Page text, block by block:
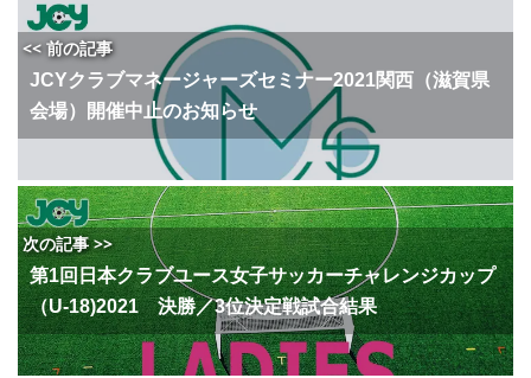
<< 前の記事
JCYクラブマネージャーズセミナー2021関西（滋賀県
会場）開催中止のお知らせ
次の記事 >>
第1回日本クラブユース女子サッカーチャレンジカップ
（U-18)2021 決勝／3位決定戦試合結果